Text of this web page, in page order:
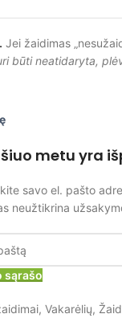
Jei žaidimas
būti neatidaryta,
metu yra
savo el. pašto
neužtikrina
sąrašo
, Vakarėlių,